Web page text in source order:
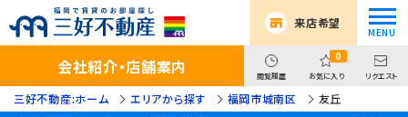
来店希望
会社紹介・店舗案内 閲覧履歴
0
お気に入り リクエスト
三好不動産:ホーム エリアから探す 福岡市城南区 友丘